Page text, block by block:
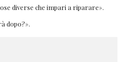
diverse che impari a riparare».
dopo?».